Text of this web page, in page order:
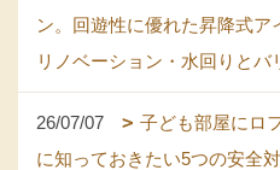
ン。回遊性に優れた昇降式
リノベーション・水回りとバ
26/07/07
子ども部屋にロ
に知っておきたい5つの安全